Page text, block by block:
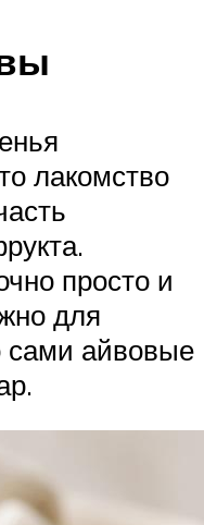
лакомство
просто и
для
сами айвовые